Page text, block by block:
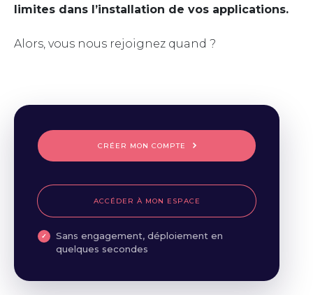
limites dans l’installation de vos applications.
Alors, vous nous rejoignez quand ?
CRÉER MON COMPTE
ACCÉDER À MON ESPACE
Sans engagement, déploiement en
quelques secondes